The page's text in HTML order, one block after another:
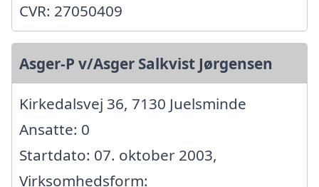
CVR: 27050409
Asger-P v/Asger Salkvist Jørgensen
Kirkedalsvej 36, 7130 Juelsminde
Ansatte: 0
Startdato: 07. oktober 2003,
Virksomhedsform: